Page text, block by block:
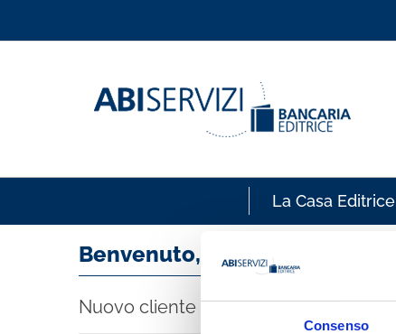
Consenso
La Casa Editrice
Benvenuto, accedi!
Nuovo cliente